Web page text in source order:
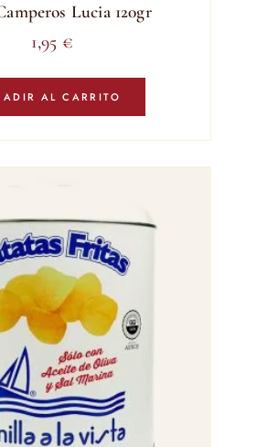
Lucia 120gr
1,95 €
AL CARRITO